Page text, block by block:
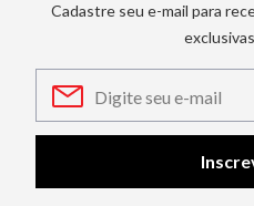
Cadastre seu e-mail para